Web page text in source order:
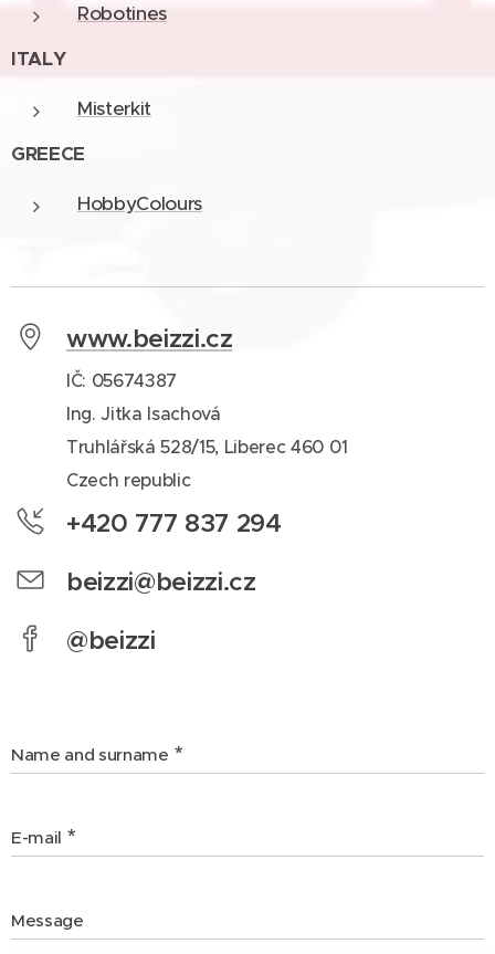
Robotines
ITALY
Misterkit
GREECE
HobbyColours
www.beizzi.cz
IČ: 05674387
Ing. Jitka Isachová
Truhlářská 528/15, Liberec 460 01
Czech republic
+420 777 837 294
beizzi@beizzi.cz
@beizzi
Name and surname
E-mail
Message